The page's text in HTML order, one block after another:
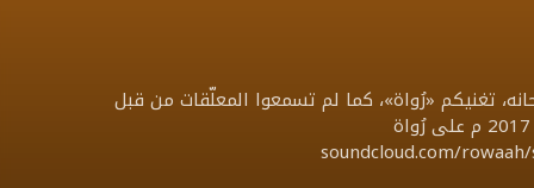
تغنيكم «رُواة»، كما لم تسمعوا المعلّقات من قبل